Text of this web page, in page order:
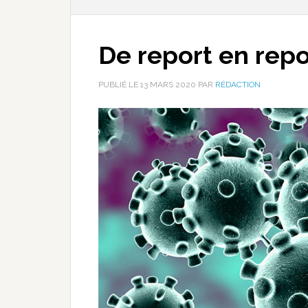
De report en
PUBLIÉ LE 13 MARS 2020 PAR RÉDACTION